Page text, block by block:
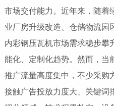
市场交付能力。近年来，随着
业厂房升级改造、仓储物流园
内彩钢压瓦机市场需求稳步攀
能化、定制化趋势。然而，当
推广流量高度集中，不少采购
接触广告投放力度大、关键词